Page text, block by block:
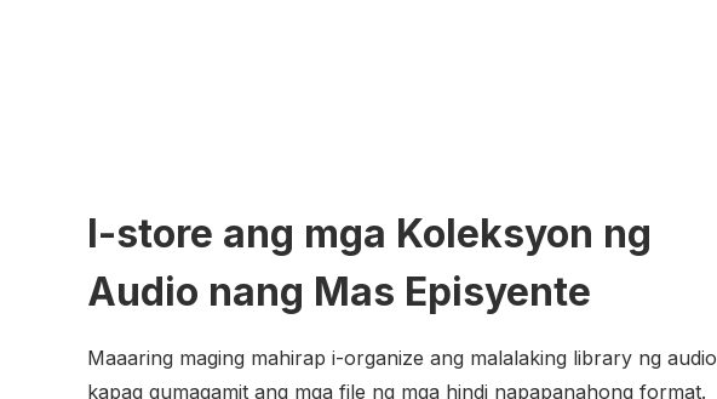
I-store ang mga Koleksyon ng
Audio nang Mas Episyente
Maaaring maging mahirap i-organize ang malalaking library ng audio
kapag gumagamit ang mga file ng mga hindi napapanahong format.